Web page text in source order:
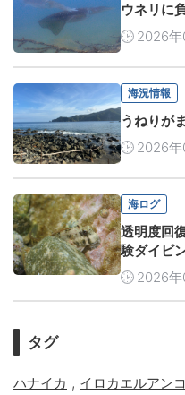
ウネリに
2026年
海況情報
うねりが
2026年
海ログ
透明度回
験ダイビ
2026年
タグ
ハナイカ , イロカエルアン